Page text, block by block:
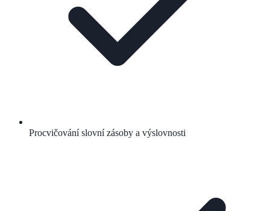
Procvičování slovní zásoby a výslovnosti